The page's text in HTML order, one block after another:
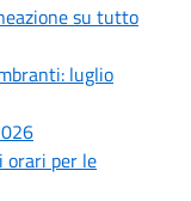
su tutto
luglio
orari per le